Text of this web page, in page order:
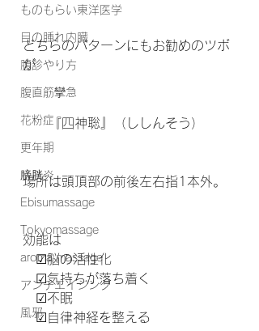
ものもらい東洋医学
目の腫れ内臓
腹診やり方
腹直筋攣急
花粉症
更年期
膀胱炎
Ebisumassage
Tokyomassage
aroma massage
アンチエイジング
風邪
どちらのパターンにもお勧めのツボ
が
『四神聡』（ししんそう）
場所は頭頂部の前後左右指1本外。
効能は
☑︎脳の活性化
☑︎気持ちが落ち着く
☑︎不眠
☑︎自律神経を整える